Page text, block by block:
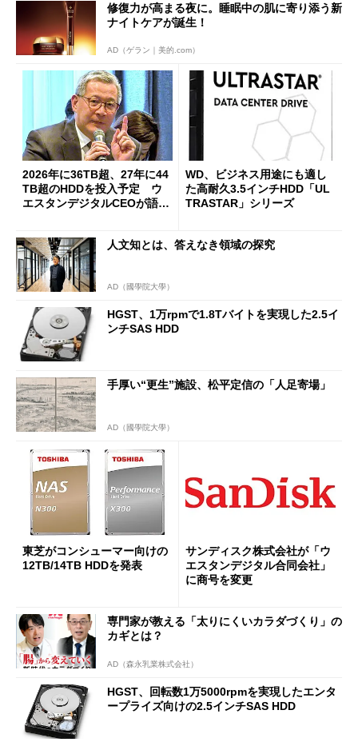
修復力が高まる夜に。睡眠中の肌に寄り添う新
ナイトケアが誕生！
AD（ゲラン｜美的.com）
2026年に36TB超、27年に44
TB超のHDDを投入予定 ウ
エスタンデジタルCEOが語る
WD、ビジネス用途にも適し
た高耐久3.5インチHDD「UL
TRASTAR」シリーズ
人文知とは、答えなき領域の探究
AD（國學院大學）
HGST、1万rpmで1.8Tバイトを実現した2.5イ
ンチSAS HDD
手厚い“更生”施設、松平定信の「人足寄場」
AD（國學院大學）
東芝がコンシューマー向けの
12TB/14TB HDDを発表
サンディスク株式会社が「ウ
エスタンデジタル合同会社」
に商号を変更
専門家が教える「太りにくいカラダづくり」の
カギとは？
AD（森永乳業株式会社）
HGST、回転数1万5000rpmを実現したエンタ
ープライズ向けの2.5インチSAS HDD